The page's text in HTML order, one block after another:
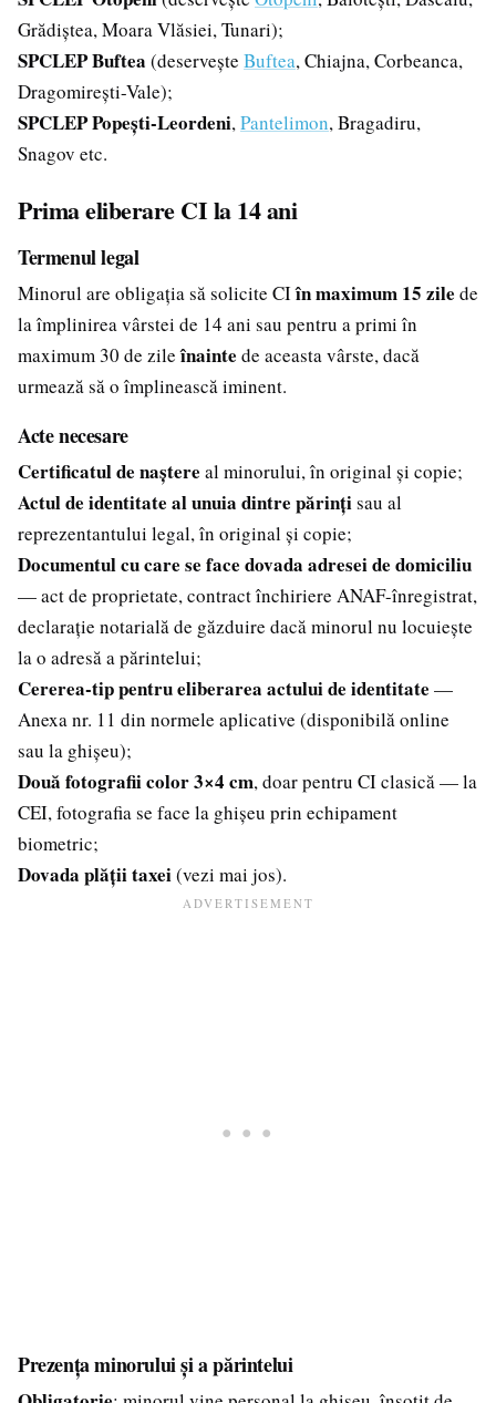
Grădiștea, Moara Vlăsiei, Tunari);
SPCLEP Buftea (deservește Buftea, Chiajna, Corbeanca,
Dragomirești-Vale);
SPCLEP Popești-Leordeni,Pantelimon, Bragadiru,
Snagov etc.
Prima eliberare CI la 14 ani
Termenul legal
Minorul are obligația să solicite CIîn maximum 15 zile de
la împlinirea vârstei de 14 ani sau pentru a primi în
maximum 30 de zileînainte de aceasta vârste, dacă
urmează să o împlinească iminent.
Acte necesare
Certificatul de naștere al minorului, în original și copie;
Actul de identitate al unuia dintre părințisau al
reprezentantului legal, în original și copie;
Documentul cu care se face dovada adresei de domiciliu
— act de proprietate, contract închiriere ANAF-înregistrat,
declarație notarială de găzduire dacă minorul nu locuiește
la o adresă a părintelui;
Cererea-tip pentru eliberarea actului de identitate —
Anexa nr. 11 din normele aplicative (disponibilă online
sau la ghișeu);
Două fotografii color 3×4 cm, doar pentru CI clasică — la
CEI, fotografia se face la ghișeu prin echipament
biometric;
Dovada plății taxei(vezi mai jos).
Prezența minorului și a părintelui